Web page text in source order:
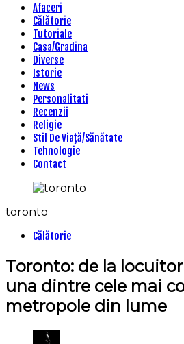
Afaceri
Călătorie
Tutoriale
Casa/Gradina
Diverse
Istorie
News
Personalitati
Recenzii
Religie
Stil De Viaţă/Sănătate
Tehnologie
Contact
toronto
Categories
Călătorie
Toronto: de la
una dintre cele mai
metropole din lume